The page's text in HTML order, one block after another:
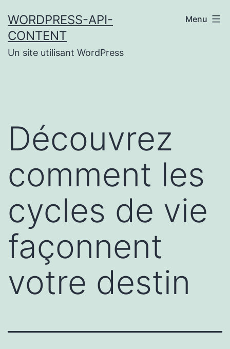
au
contenu
WORDPRESS-API-
CONTENT
Un site utilisant WordPress
Menu
Découvrez
comment les
cycles de vie
façonnent
votre destin